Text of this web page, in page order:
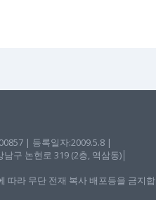
| 등록일자:2009.5.8 |
구 논현로 319 (2층, 역삼동)│
따라 무단 전재 복사 배포등을 금지합